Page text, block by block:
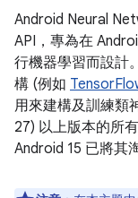
Android Neural
API，專為在
行機器學習而設計
構 (例如
用來建構及訓練類
27) 以上版本的所
Android 15 已將其